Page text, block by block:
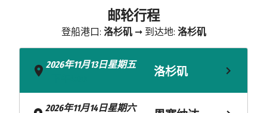
邮轮行程
登船港口: 洛杉矶➞ 到达地: 洛杉矶
2026年11月13日星期五
洛杉矶
2026年11月14日星期六